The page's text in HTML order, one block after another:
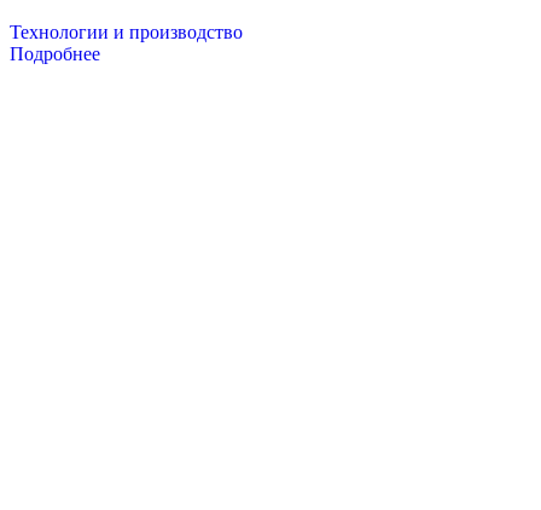
Технологии и производство
Подробнее